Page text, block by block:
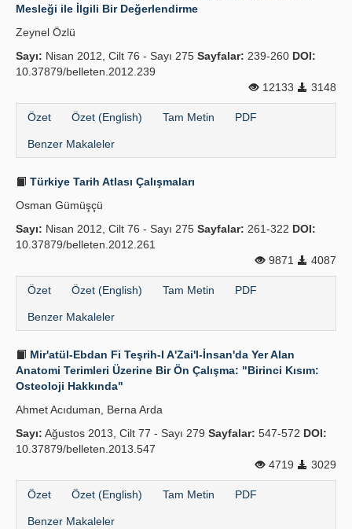
Mesleği ile İlgili Bir Değerlendirme
Zeynel Özlü
Sayı: Nisan 2012, Cilt 76 - Sayı 275 Sayfalar: 239-260 DOI:
10.37879/belleten.2012.239
12133
3148
Özet Özet (English) Tam Metin PDF
Benzer Makaleler
Türkiye Tarih Atlası Çalışmaları
Osman Gümüşçü
Sayı: Nisan 2012, Cilt 76 - Sayı 275 Sayfalar: 261-322 DOI:
10.37879/belleten.2012.261
9871
4087
Özet Özet (English) Tam Metin PDF
Benzer Makaleler
Mir'atül-Ebdan Fi Teşrih-I A'Zai'l-İnsan'da Yer Alan
Anatomi Terimleri Üzerine Bir Ön Çalışma: "Birinci Kısım:
Osteoloji Hakkında"
Ahmet Acıduman, Berna Arda
Sayı: Ağustos 2013, Cilt 77 - Sayı 279 Sayfalar: 547-572 DOI:
10.37879/belleten.2013.547
4719
3029
Özet Özet (English) Tam Metin PDF
Benzer Makaleler